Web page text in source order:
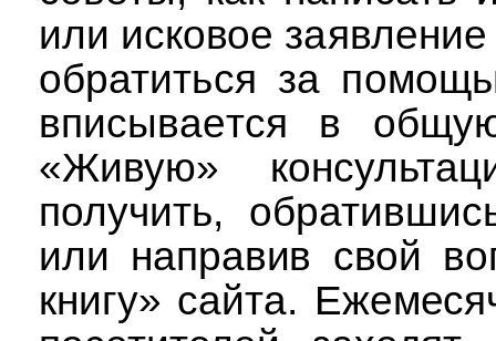
или исковое
обратиться за
вписывается в
«Живую»
получить,
или направив свой
книгу» сайта.